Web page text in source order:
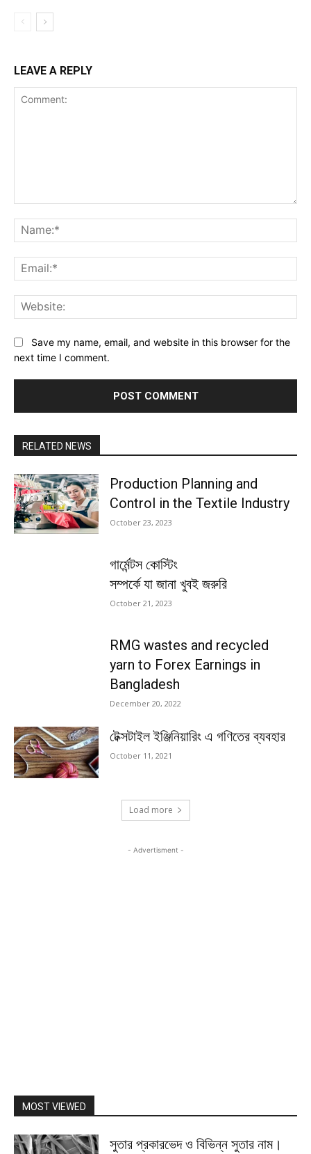
LEAVE A REPLY
Save my name, email, and website in this browser for the
next time I comment.
RELATED NEWS
Production Planning and
Control in the Textile Industry
October 23, 2023
গার্মেন্টস কোস্টিং
সম্পর্কে যা জানা খুবই জরুরি
October 21, 2023
RMG wastes and recycled
yarn to Forex Earnings in
Bangladesh
December 20, 2022
টেক্সটাইল ইঞ্জিনিয়ারিং এ গণিতের ব্যবহার
October 11, 2021
Load more
- Advertisment -
MOST VIEWED
সুতার প্রকারভেদ ও বিভিন্ন সুতার নাম।